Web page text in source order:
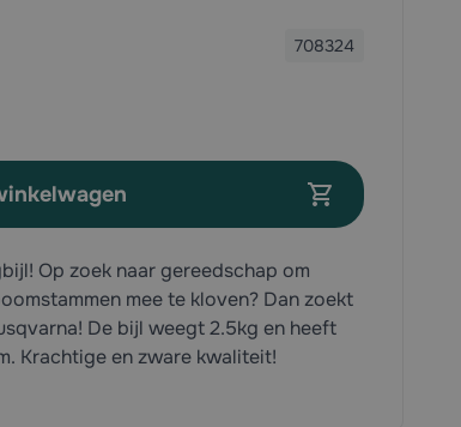
708324
Op zoek naar gereedschap om
mee te kloven? Dan zoekt
De bijl weegt 2.5kg en heeft
Krachtige en zware kwaliteit!